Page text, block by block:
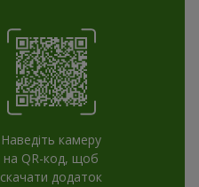
Наведіть камеру
на QR-код, щоб
скачати додаток